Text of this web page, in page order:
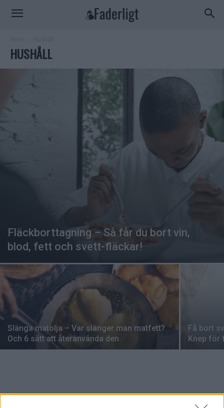
HUSHÅLL
Fläckborttagning – Så får du bort vin,
blod, fett och svett-fläckar!
Slänga matolja – Var slänger man matfett?
Och 6 sätt att återanvända den
Få bort
Knep för